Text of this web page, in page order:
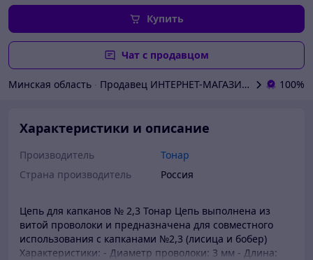
Купить
Чат с продавцом
Минская область Продавец100%
Характеристики и описание
Производитель
Тонар
Страна производитель
Россия
Цепь для капканов № 2,3 Тонар Цепь выполнена из
витой проволоки и предназначена для совместного
использования с капканами №2,3 (лисица и бобер)
Характеристики: - Диаметр проволоки: 3 мм - Длина: